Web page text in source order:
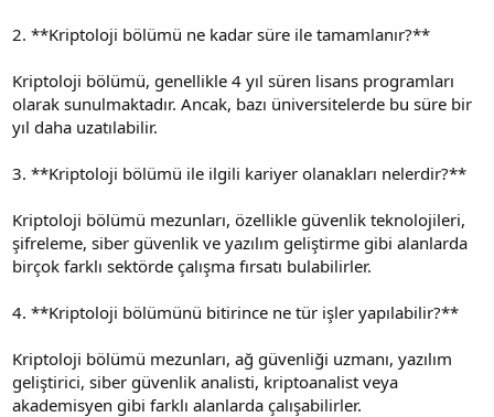
2. **Kriptoloji bölümü ne kadar süre ile tamamlanır?**
Kriptoloji bölümü, genellikle 4 yıl süren lisans programları
olarak sunulmaktadır. Ancak, bazı üniversitelerde bu süre bir
yıl daha uzatılabilir.
3. **Kriptoloji bölümü ile ilgili kariyer olanakları nelerdir?**
Kriptoloji bölümü mezunları, özellikle güvenlik teknolojileri,
şifreleme, siber güvenlik ve yazılım geliştirme gibi alanlarda
birçok farklı sektörde çalışma fırsatı bulabilirler.
4. **Kriptoloji bölümünü bitirince ne tür işler yapılabilir?**
Kriptoloji bölümü mezunları, ağ güvenliği uzmanı, yazılım
geliştirici, siber güvenlik analisti, kriptoanalist veya
akademisyen gibi farklı alanlarda çalışabilirler.